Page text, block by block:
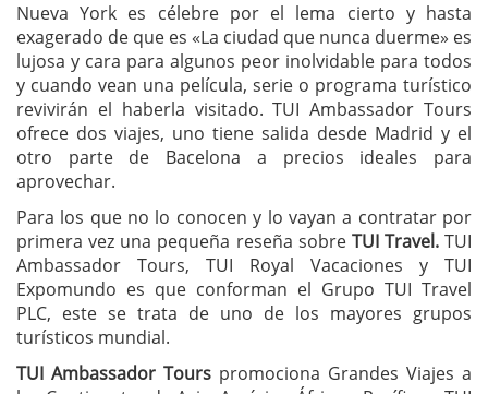
Nueva York es célebre por el lema cierto y hasta
exagerado de que es «La ciudad que nunca duerme» es
lujosa y cara para algunos peor inolvidable para todos
y cuando vean una película, serie o programa turístico
revivirán el haberla visitado. TUI Ambassador Tours
ofrece dos viajes, uno tiene salida desde Madrid y el
otro parte de Bacelona a precios ideales para
aprovechar.
Para los que no lo conocen y lo vayan a contratar por
primera vez una pequeña reseña sobre TUI Travel. TUI
Ambassador Tours, TUI Royal Vacaciones y TUI
Expomundo es que conforman el Grupo TUI Travel
PLC, este se trata de uno de los mayores grupos
turísticos mundial.
TUI Ambassador Tours promociona Grandes Viajes a